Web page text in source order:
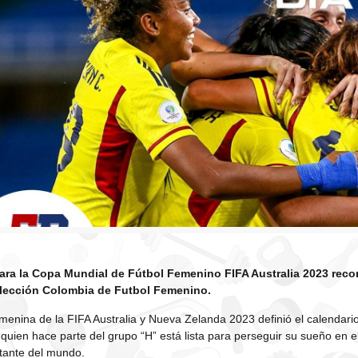
la Copa Mundial de Fútbol Femenino FIFA Australia 2023
Colombia de Futbol Femenino.
de la FIFA Australia y Nueva Zelanda 2023 definió el
hace parte del grupo “H” está lista para perseguir su sueño en
del mundo.